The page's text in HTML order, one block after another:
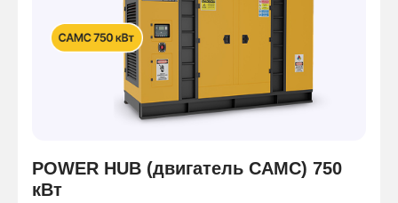
POWER HUB (двигатель CAMC) 750
кВт